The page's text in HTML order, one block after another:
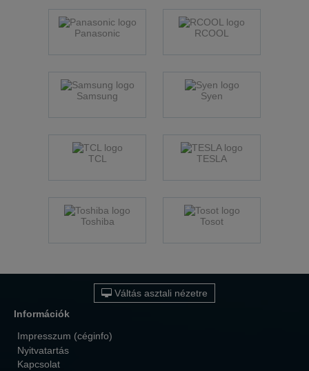
Panasonic RCOOL
Samsung Syen
TCL TESLA
Toshiba Tosot
Váltás asztali nézetre
Információk
Impresszum (céginfo)
Nyitvatartás
Kapcsolat